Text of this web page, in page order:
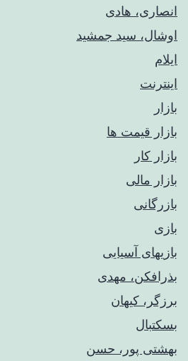
انصاری، هادی
اوشال، سید جمشید
ایلام
اینترنت
بازار
بازار قیمت ها
بازار کار
بازار مالی
بازرگانی
بازی
بازیهای آسیایی
بذرافکن، مهدی
برزگر، کیهان
بسکتبال
بهشتی پور، حسن